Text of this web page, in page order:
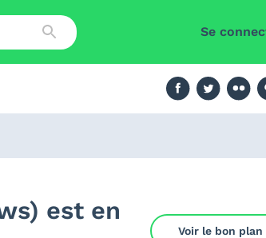
Se
est en
Voir le bon plan